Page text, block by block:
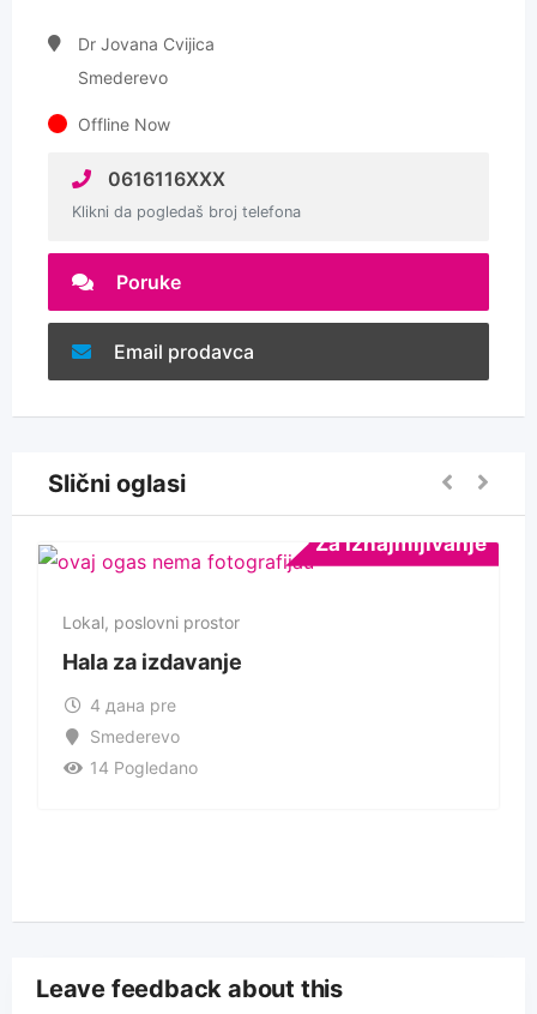
Dr Jovana Cvijica
Smederevo
Offline Now
0616116XXX
Klikni da pogledaš broj telefona
Poruke
Email prodavca
Slični oglasi
Za Iznajmljivanje
Lokal, poslovni prostor
Hala za izdavanje
4 дана pre
Smederevo
14 Pogledano
Leave feedback about this